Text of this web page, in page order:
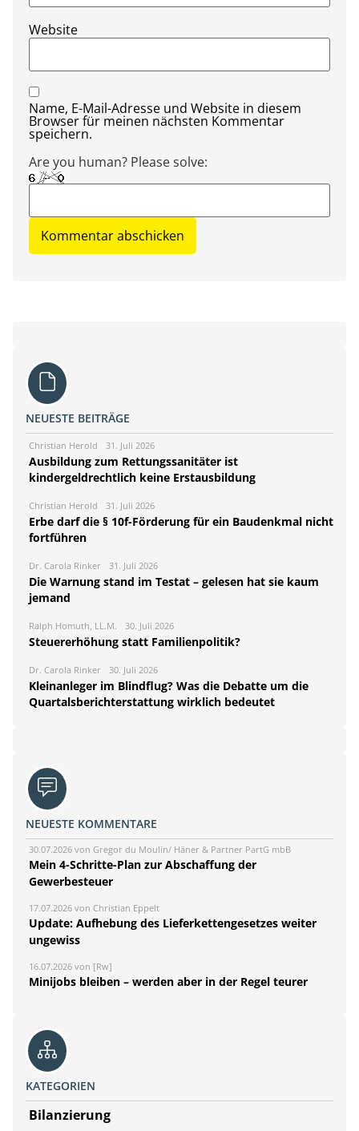
Website
Name, E-Mail-Adresse und Website in diesem
Browser für meinen nächsten Kommentar
speichern.
Are you human? Please solve:
NEUESTE BEITRÄGE
Christian Herold 31. Juli 2026
Ausbildung zum Rettungssanitäter ist
kindergeldrechtlich keine Erstausbildung
Christian Herold 31. Juli 2026
Erbe darf die § 10f-Förderung für ein Baudenkmal nicht
fortführen
Dr. Carola Rinker 31. Juli 2026
Die Warnung stand im Testat – gelesen hat sie kaum
jemand
Ralph Homuth, LL.M. 30. Juli 2026
Steuererhöhung statt Familienpolitik?
Dr. Carola Rinker 30. Juli 2026
Kleinanleger im Blindflug? Was die Debatte um die
Quartalsberichterstattung wirklich bedeutet
NEUESTE KOMMENTARE
30.07.2026 von Gregor du Moulin/ Häner & Partner PartG mbB
Mein 4-Schritte-Plan zur Abschaffung der
Gewerbesteuer
17.07.2026 von Christian Eppelt
Update: Aufhebung des Lieferkettengesetzes weiter
ungewiss
16.07.2026 von [Rw]
Minijobs bleiben – werden aber in der Regel teurer
KATEGORIEN
Bilanzierung